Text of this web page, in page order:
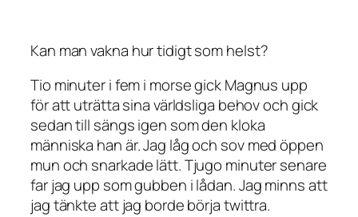
Kan man vakna hur tidigt som helst?
Tio minuter i fem i morse gick Magnus upp
för att uträtta sina världsliga behov och gick
sedan till sängs igen som den kloka
människa han är. Jag låg och sov med öppen
mun och snarkade lätt. Tjugo minuter senare
far jag upp som gubben i lådan. Jag minns att
jag tänkte att jag borde börja twittra.